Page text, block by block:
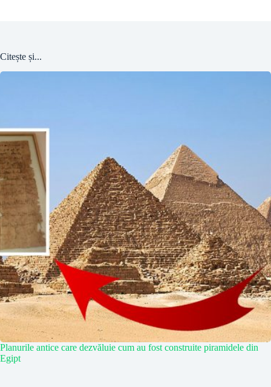
Citește și...
Planurile antice care dezvăluie cum au fost construite piramidele din
Egipt